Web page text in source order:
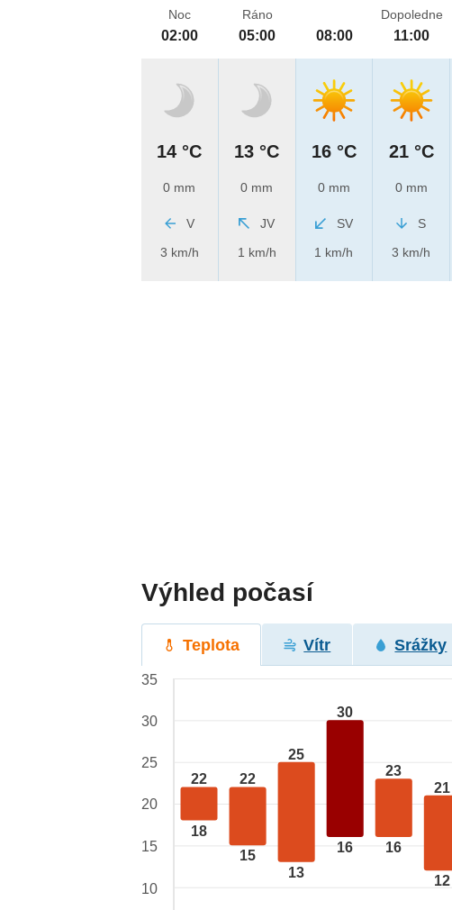
Noc
02:00
14 °C
0 mm
V
3 km/h
Ráno
05:00
13 °C
0 mm
JV
1 km/h
08:00
16 °C
0 mm
SV
1 km/h
Dopoledne
11:00
21 °C
0 mm
S
3 km/h
Výhled počasí
Teplota Vítr Srážky
22
18
22
15
25
13
30
16
23
16
21
12
35
30
25
20
15
10